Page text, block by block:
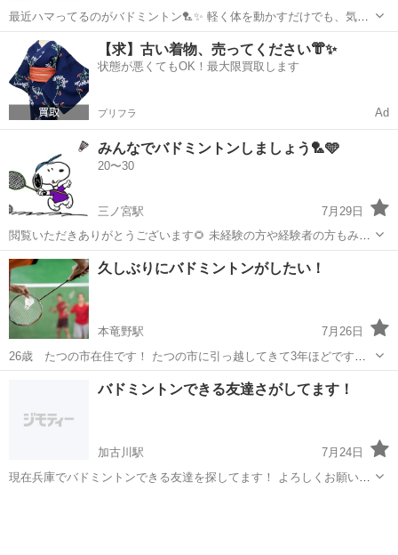
最近ハマってるのがバドミントン🏸✨ 軽く体を動かすだけでも、気分
がパッと明るくなる🌈 健康のために続けてるけど、 誰かと一緒にやる
ともっと楽しくて続けやすい☺️🌿 笑って、動いて、 心も体もリフレッ
シュできる時間って最高...
兵庫 尼崎駅 バドミントン
【求】古い着物、売ってください👘✨
状態が悪くてもOK！最大限買取します
プリフラ Ad
みんなでバドミントンしましょう🏸🩵
20〜30
三ノ宮駅
7月29日
閲覧いただきありがとうございます🌻 未経験の方や経験者の方もみん
なで楽しく行えるよう チーム分けなどを工夫しながら、ゆるく月に1
回程度開催していますっ☺️🌼 基本的にはチーム対抗戦で行っていま
す！ 初めての方も楽しく行え...
兵庫 神戸市 三ノ宮駅 バドミントン チーム
久しぶりにバドミントンがしたい！
本竜野駅
7月26日
26歳 たつの市在住です！ たつの市に引っ越してきて3年ほどです。
一緒にバドミントンをしていただける方いませんでしょうか？ 高校3
年間バドミントン部に所属していました。 そこから、社会人になり久
本竜野駅 バドミントン
バドミントンできる友達さがしてます！
加古川駅
7月24日
現在兵庫でバドミントンできる友達を探してます！ よろしくお願いし